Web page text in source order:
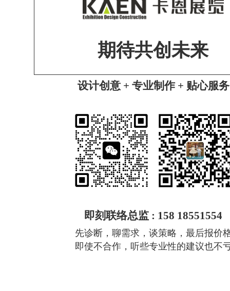
期待共创未来
设计创意 + 专业制作 + 贴心服务
即刻联络总监 : 158 18551554
先诊断，聊需求，谈策略，最后报价
即使不合作，听些专业性的建议也不